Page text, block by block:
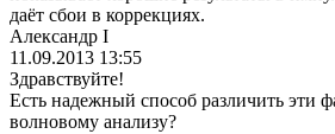
даёт сбои в коррекциях.
Александр I
11.09.2013 13:55
Здравствуйте!
Есть надежный способ различить эти
волновому анализу?